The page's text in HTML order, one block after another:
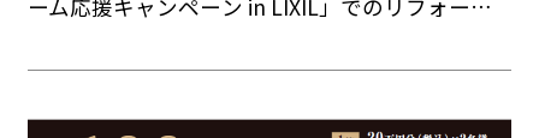
ーム応援キャンペーン in LIXIL」でのリフォーム
きありがとうございました。 厳…